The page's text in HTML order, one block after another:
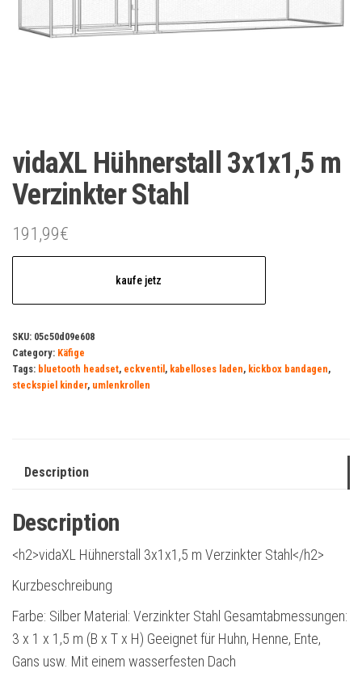
vidaXL Hühnerstall 3x1x1,5 m
Verzinkter Stahl
191,99€
kaufe jetz
SKU: 05c50d09e608
Category: Käfige
Tags: bluetooth headset, eckventil , kabelloses laden, kickbox bandagen,
steckspiel kinder, umlenkrollen
Description
Description
<h2>vidaXL Hühnerstall 3x1x1,5 m Verzinkter Stahl</h2>
Kurzbeschreibung
Farbe: Silber Material: Verzinkter Stahl Gesamtabmessungen:
3 x 1 x 1,5 m (B x T x H) Geeignet für Huhn, Henne, Ente,
Gans usw. Mit einem wasserfesten Dach